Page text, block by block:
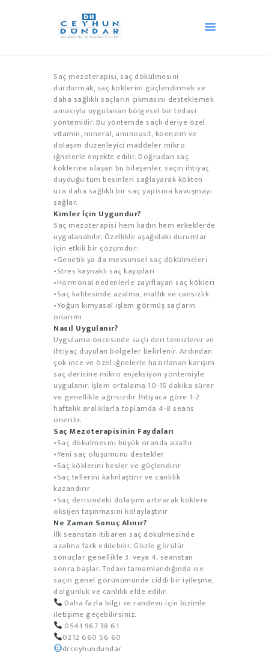
ANA SAYFA
AKUPUNKTUR
HACAMAT
OZON TEDAVISI
ANDULASYON
DIĞER TEDAVILER
MEDIKAL ESTETIK
BLOG
İLETIŞIM
HAKKIMIZDA
TÜRKÇE
Saç mezoterapisi, saç dökülmesini
durdurmak, saç köklerini güçlendirmek ve
daha sağlıklı saçların çıkmasını desteklemek
amacıyla uygulanan bölgesel bir tedavi
yöntemidir. Bu yöntemde saçlı deriye özel
vitamin, mineral, aminoasit, koenzim ve
dolaşım düzenleyici maddeler mikro
iğnelerle enjekte edilir. Doğrudan saç
köklerine ulaşan bu bileşenler, saçın ihtiyaç
duyduğu tüm besinleri sağlayarak kökten
uca daha sağlıklı bir saç yapısına kavuşmayı
sağlar.
Kimler İçin Uygundur?
Saç mezoterapisi hem kadın hem erkeklerde
uygulanabilir. Özellikle aşağıdaki durumlar
için etkili bir çözümdür:
•Genetik ya da mevsimsel saç dökülmeleri
•Stres kaynaklı saç kayıpları
•Hormonal nedenlerle zayıflayan saç kökleri
•Saç kalitesinde azalma, matlık ve cansızlık
•Yoğun kimyasal işlem görmüş saçların
onarımı
Nasıl Uygulanır?
Uygulama öncesinde saçlı deri temizlenir ve
ihtiyaç duyulan bölgeler belirlenir. Ardından
çok ince ve özel iğnelerle hazırlanan karışım
saç derisine mikro enjeksiyon yöntemiyle
uygulanır. İşlem ortalama 10-15 dakika sürer
ve genellikle ağrısızdır. İhtiyaca göre 1-2
haftalık aralıklarla toplamda 4-8 seans
önerilir.
Saç Mezoterapisinin Faydaları
•Saç dökülmesini büyük oranda azaltır
•Yeni saç oluşumunu destekler
•Saç köklerini besler ve güçlendirir
•Saç tellerini kalınlaştırır ve canlılık
kazandırır
•Saç derisindeki dolaşımı artırarak köklere
oksijen taşınmasını kolaylaştırır
Ne Zaman Sonuç Alınır?
İlk seanstan itibaren saç dökülmesinde
azalma fark edilebilir. Gözle görülür
sonuçlar genellikle 3. veya 4. seanstan
sonra başlar. Tedavi tamamlandığında ise
saçın genel görünümünde ciddi bir iyileşme,
dolgunluk ve canlılık elde edilir.
Daha fazla bilgi ve randevu için bizimle
iletişime geçebilirsiniz.
0541 967 38 61
0212 660 56 60
drceyhundundar